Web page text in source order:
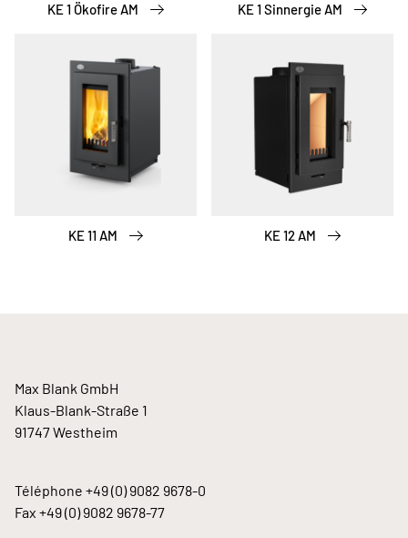
KE 1 Ökofire AM KE 1 Sinnergie AM
KE 11 AM KE 12 AM
Max Blank GmbH
Klaus-Blank-Straße 1
91747 Westheim
Téléphone +49 (0) 9082 9678-0
Fax +49 (0) 9082 9678-77